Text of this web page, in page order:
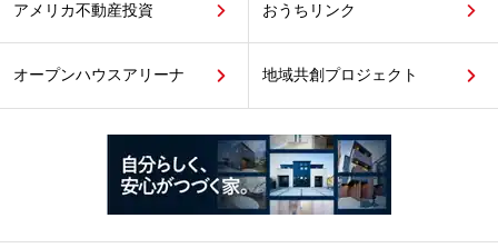
アメリカ不動産投資 おうちリンク
オープンハウスアリーナ 地域共創プロジェクト